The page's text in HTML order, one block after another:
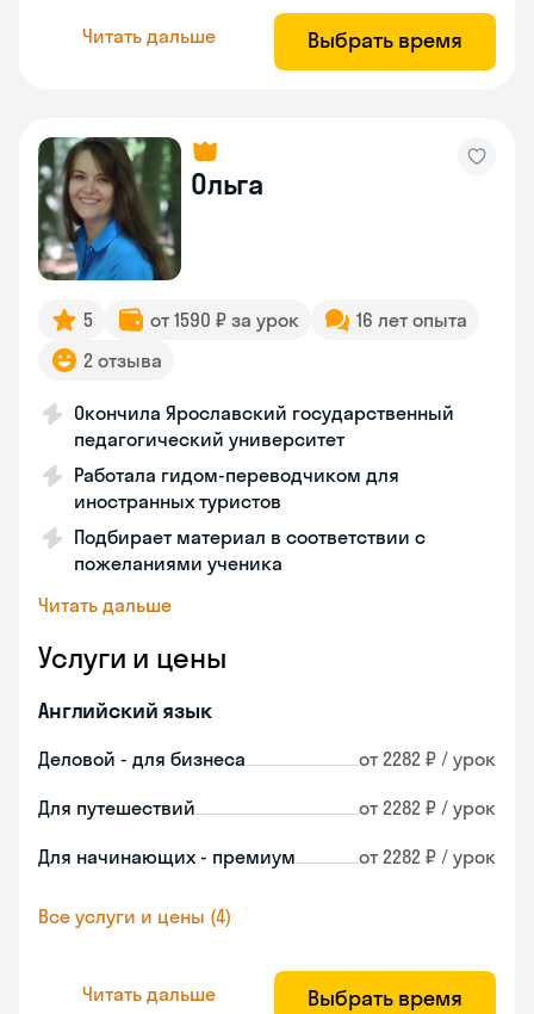
Читать дальше Выбрать время
Ольга
5 от 1590 ₽ за урок
16 лет опыта
2 отзыва
Окончила Ярославский государственный
педагогический университет
Работала гидом-переводчиком для
иностранных туристов
Подбирает материал в соответствии с
пожеланиями ученика
Читать дальше
Услуги и цены
Английский язык
Деловой - для бизнеса от 2282 ₽ / урок
Для путешествий от 2282 ₽ / урок
Для начинающих - премиум от 2282 ₽ / урок
Все услуги и цены (4)
Читать дальше Выбрать время